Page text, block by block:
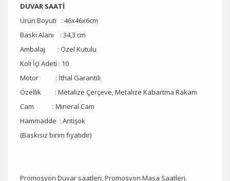
DUVAR SAATİ
Ürün Boyuti : 46x46x6cm
Baskı Alanı : 34,3 cm
Ambalaj : Özel Kutulu
Koli İçi Adeti : 10
Motor : İthal Garantili
Özellik : Metalize Çerçeve, Metalize Kabartma Rakam
Cam : Mineral Cam
Hammadde : Antişok
(Baskısız birim fiyatıdır)
Promosyon Duvar saatleri, Promosyon Masa Saatleri,